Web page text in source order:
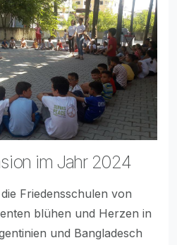
im Jahr 2024
Friedensschulen von
blühen und Herzen in
und Bangladesch